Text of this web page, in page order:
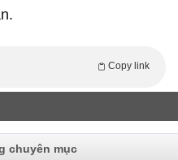
Copy link
chuyên mục